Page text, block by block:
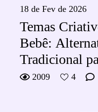
18 de Fev de 2026
Temas
Bebê:
Tradicional
2009 4